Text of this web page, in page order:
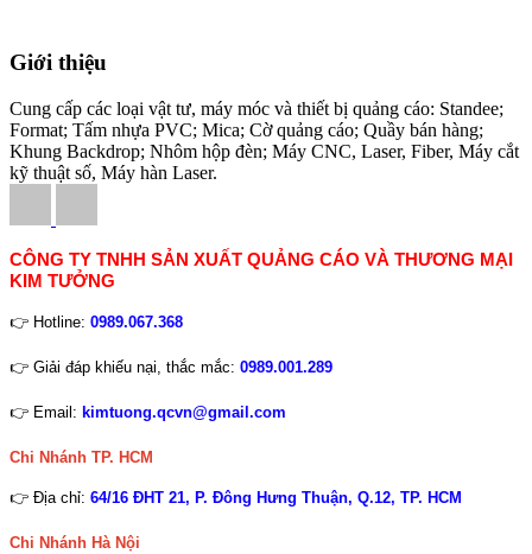
Giới thiệu
Cung cấp các loại vật tư, máy móc và thiết bị quảng cáo: Standee;
Format; Tấm nhựa PVC; Mica; Cờ quảng cáo; Quầy bán hàng;
Khung Backdrop; Nhôm hộp đèn; Máy CNC, Laser, Fiber, Máy cắt
kỹ thuật số, Máy hàn Laser.
CÔNG TY TNHH SẢN XUẤT QUẢNG CÁO VÀ THƯƠNG MẠI
KIM TƯỞNG
👉 Hotline: 0989.067.368
👉 Giải đáp khiếu nại, thắc mắc: 0989.001.289
👉 Email: kimtuong.qcvn@gmail.com
Chi Nhánh TP. HCM
👉 Địa chỉ: 64/16 ĐHT 21, P. Đông Hưng Thuận, Q.12, TP. HCM
Chi Nhánh Hà Nội